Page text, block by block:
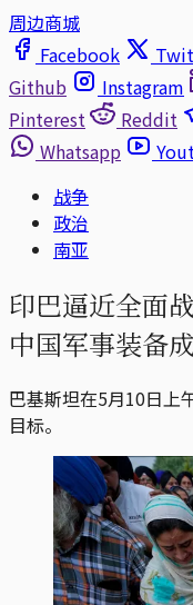
周边商城
Facebook
Github
Instagram
Pinterest
Reddit
Whatsapp
战争
政治
南亚
印巴逼近全面
中国军事装备
巴基斯坦在5月10日上
目标。